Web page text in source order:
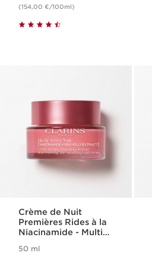
(154,00 €/100ml)
Crème de Nuit
Premières Rides à la
Niacinamide - Multi
50 ml